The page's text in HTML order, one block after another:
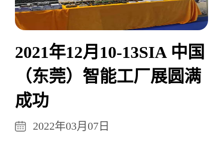
2021年12月10-13SIA 中国
（东莞）智能工厂展圆满
成功
2022年03月07日